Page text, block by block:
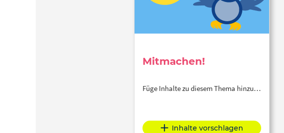
Mitmachen!
Füge Inhalte zu diesem Thema hinzu…
Inhalte vorschlagen